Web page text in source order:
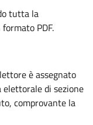
tutta la
PDF.
è assegnato
di sezione
comprovante la